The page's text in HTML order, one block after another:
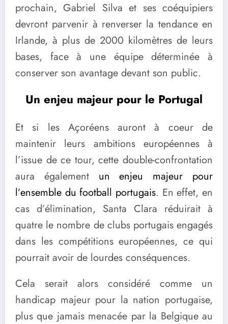
prochain, Gabriel Silva et ses coéquipiers
devront parvenir à renverser la tendance en
Irlande, à plus de 2000 kilomètres de leurs
bases, face à une équipe déterminée à
conserver son avantage devant son public.
Un enjeu majeur pour le Portugal
Et si les Açoréens auront à coeur de
maintenir leurs ambitions européennes à
l’issue de ce tour, cette double-confrontation
aura également un enjeu majeur pour
l’ensemble du football portugais. En effet, en
cas d’élimination, Santa Clara réduirait à
quatre le nombre de clubs portugais engagés
dans les compétitions européennes, ce qui
pourrait avoir de lourdes conséquences.
Cela serait alors considéré comme un
handicap majeur pour la nation portugaise,
plus que jamais menacée par la Belgique au